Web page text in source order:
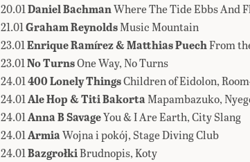
20.01Daniel BachmanWhere The Tide Ebbs And
21.01Graham ReynoldsMusic Mountain
23.01Enrique Ramírez & Matthias PuechFrom
23.01No TurnsOne Way, No Turns
24.01400 Lonely ThingsChildren of Eidolon,
24.01Ale Hop & Titi BakortaMapambazuko,
24.01Anna B SavageYou & I Are Earth, City Slang
24.01ArmiaWojna i pokój, Stage Diving Club
24.01BazgrołkiBrudnopis, Koty